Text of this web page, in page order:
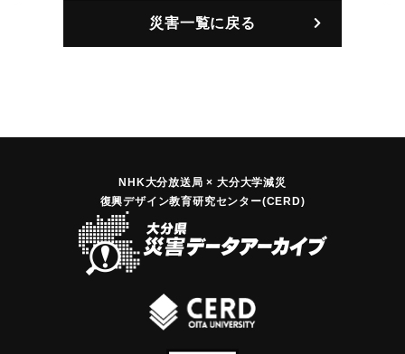
災害一覧に戻る
NHK大分放送局 × 大分大学減災
復興デザイン教育研究センター(CERD)